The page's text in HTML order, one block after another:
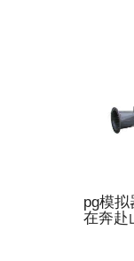
pg模
在奔赴